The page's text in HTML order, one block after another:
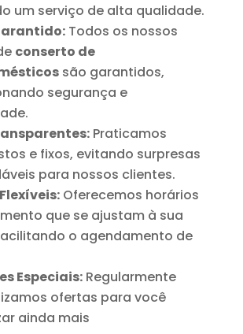
um serviço de alta qualidade.
Todos os nossos
conserto de
são garantidos,
segurança e
Praticamos
e fixos, evitando surpresas
para nossos clientes.
Oferecemos horários
que se ajustam à sua
o agendamento de
Especiais:Regularmente
ofertas para você
ainda mais